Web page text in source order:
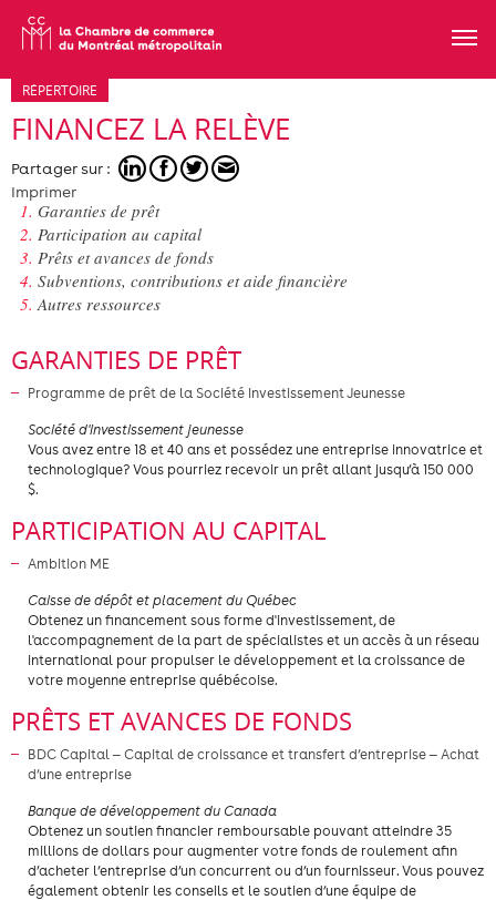
RÉPERTOIRE
FINANCEZ LA RELÈVE
Partager sur :
Imprimer
Garanties de prêt
Participation au capital
Prêts et avances de fonds
Subventions, contributions et aide financière
Autres ressources
GARANTIES DE PRÊT
Programme de prêt de la Société Investissement Jeunesse
Société d'investissement jeunesse
​Vous avez entre 18 et 40 ans et possédez une entreprise innovatrice et
technologique? Vous pourriez recevoir un prêt allant jusqu’à 150 000
$.
PARTICIPATION AU CAPITAL
Ambition ME
​Caisse de dépôt et placement du Québec
Obtenez un financement sous forme d'investissement, de
l'accompagnement de la part de spécialistes et un accès à un réseau
international pour propulser le développement et la croissance de
votre moyenne entreprise québécoise.
PRÊTS ET AVANCES DE FONDS
BDC Capital — Capital de croissance et transfert d’entreprise — Achat
d’une entreprise
Banque de développement du Canada
Obtenez un soutien financier remboursable pouvant atteindre 35
millions de dollars pour augmenter votre fonds de roulement afin
d’acheter l’entreprise d’un concurrent ou d’un fournisseur. Vous pouvez
également obtenir les conseils et le soutien d’une équipe de